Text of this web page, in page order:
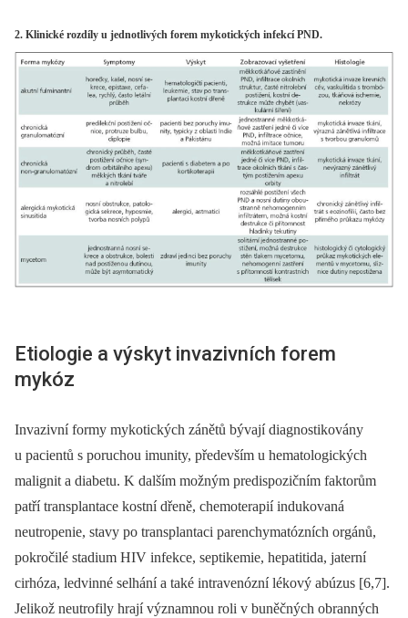
2. Klinické rozdíly u jednotlivých forem mykotických infekcí PND.
Etiologie a výskyt invazivních forem
mykóz
Invazivní formy mykotických zánětů bývají diagnostikovány
u pacientů s poruchou imunity, především u hematologických
malignit a diabetu. K dalším možným predispozičním faktorům
patří transplantace kostní dřeně, chemoterapií indukovaná
neutropenie, stavy po transplantaci pa­renchymatózních orgánů,
pokročilé stadium HIV infekce, septikemie, hepatitida, jaterní
cirhóza, ledvinné selhání a také intra­venózní lékový abúzus [6,7].
Jelikož neutrofily hrají významnou roli v buněčných obranných